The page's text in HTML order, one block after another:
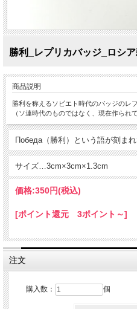
勝利_レプリカバッジ_ロシ
商品説明
勝利を称えるソビエト時代のバッジのレ
（ソ連時代のものではなく、現在作られ
Победа（勝利）という語が刻ま
サイズ…3cm×3cm×1.3cm
価格:350円(税込)
[ポイント還元 3ポイント～]
注文
購入数： 個